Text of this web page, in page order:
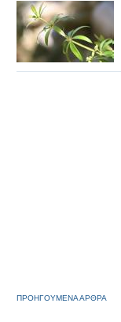
ΠΡΟΗΓΟΥΜΕΝΑ ΑΡΘΡΑ